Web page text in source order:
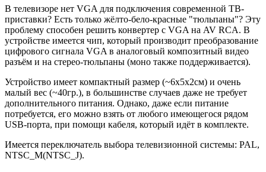
В телевизоре нет VGA для подключения современной ТВ-
приставки? Есть только жёлто-бело-красные "тюльпаны"? Эту
проблему способен решить конвертер с VGA на AV RCA. В
устройстве имеется чип, который производит преобразование
цифрового сигнала VGA в аналоговый композитный видео
разъём и на стерео-тюльпаны (моно также поддерживается).
Устройство имеет компактный размер (~6х5х2см) и очень
малый вес (~40гр.), в большинстве случаев даже не требует
дополнительного питания. Однако, даже если питание
потребуется, его можно взять от любого имеющегося рядом
USB-порта, при помощи кабеля, который идёт в комплекте.
Имеется переключатель выбора телевизионной системы: PAL,
NTSC_M(NTSC_J).